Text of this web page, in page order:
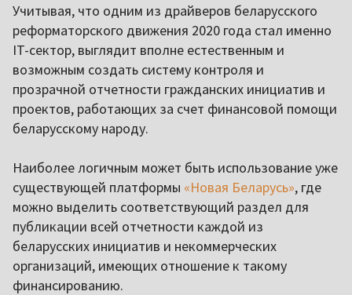
Учитывая, что одним из драйверов беларусского
реформаторского движения 2020 года стал именно
IT-сектор, выглядит вполне естественным и
возможным создать систему контроля и
прозрачной отчетности гражданских инициатив и
проектов, работающих за счет финансовой помощи
беларусскому народу.
Наиболее логичным может быть использование уже
существующей платформы «Новая Беларусь», где
можно выделить соответствующий раздел для
публикации всей отчетности каждой из
беларусских инициатив и некоммерческих
организаций, имеющих отношение к такому
финансированию.